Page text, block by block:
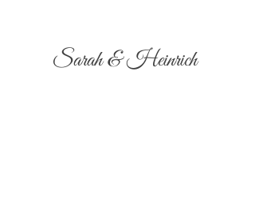
Sarah & Heinrich